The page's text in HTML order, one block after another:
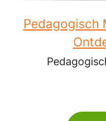
Pedagogisch